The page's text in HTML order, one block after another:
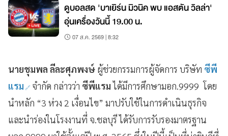
ดูบอลสด 'บาเยิร์น มิวนิค พบ แอสตัน วิลล่า'
อุ่นเครื่องวันนี้ 19.00 น.
07 ส.ค. 2569 | 8:32
นายชุมพล ลีละศุภพงษ์ ผู้ช่วยกรรมการผู้จัดการ บริษัท ซีพี
แรม จำกัด กล่าวว่า ซีพีแรมได้มีการศึกษามอก.9999 โดย
นำหลัก “3 ห่วง 2 เงื่อนไข” มาปรับใช้ในการดำเนินธุรกิจ
และนำร่องในโรงงานที่ จ.ชลบุรี ได้รับการรับรองมาตรฐาน